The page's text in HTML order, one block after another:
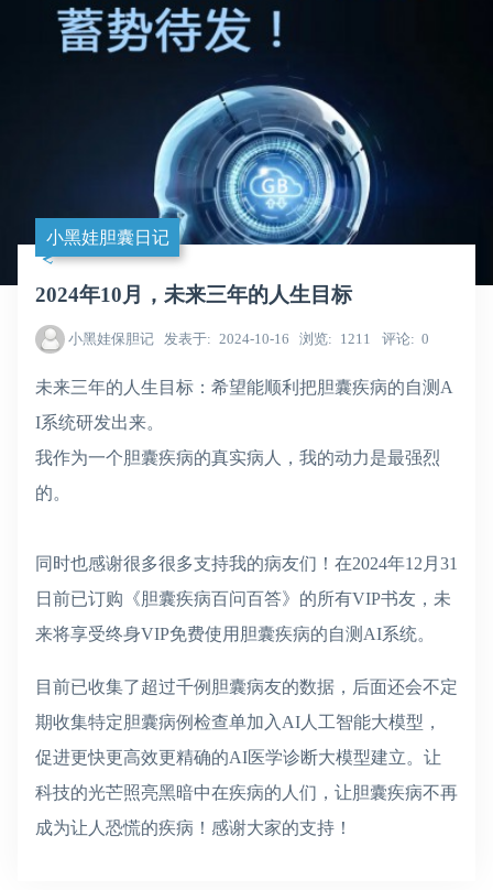
小黑娃胆囊日记
2024年10月，未来三年的人生目标
小黑娃保胆记 发表于 2024-10-16 浏览 1211 评论 0
未来三年的人生目标：希望能顺利把胆囊疾病的自测A
I系统研发出来。
我作为一个胆囊疾病的真实病人，我的动力是最强烈
的。
同时也感谢很多很多支持我的病友们！在2024年12月31
日前已订购《胆囊疾病百问百答》的所有VIP书友，未
来将享受终身VIP免费使用胆囊疾病的自测AI系统。
目前已收集了超过千例胆囊病友的数据，后面还会不定
期收集特定胆囊病例检查单加入AI人工智能大模型，
促进更快更高效更精确的AI医学诊断大模型建立。让
科技的光芒照亮黑暗中在疾病的人们，让胆囊疾病不再
成为让人恐慌的疾病！感谢大家的支持！